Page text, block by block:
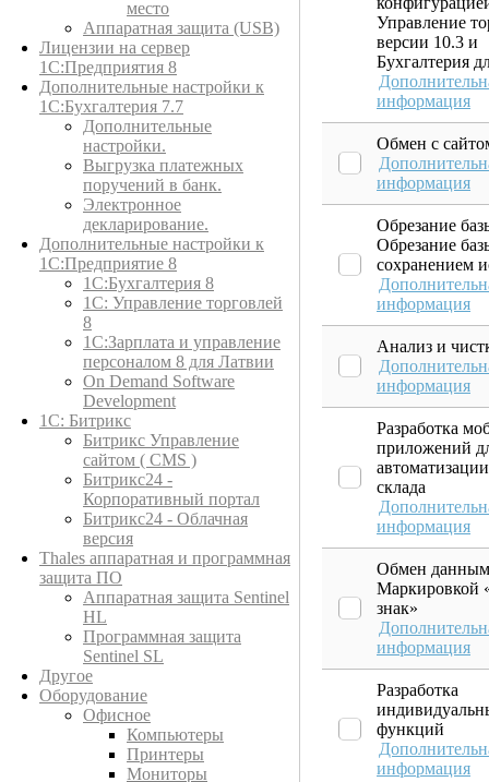
место
Аппаратная защита (USB)
Лицензии на сервер
1С:Предприятия 8
Дополнительные настройки к
1С:Бухгалтерия 7.7
Дополнительные
настройки.
Выгрузка платежных
поручений в банк.
Электронное
декларирование.
Дополнительные настройки к
1С:Предприятие 8
1С:Бухгалтерия 8
1C: Управление торговлей
8
1С:Зарплата и управление
персоналом 8 для Латвии
On Demand Software
Development
1С: Битрикс
Битрикс Управление
сайтом ( CMS )
Битрикс24 -
Корпоративный портал
Битрикс24 - Облачная
версия
Thales аппаратная и программная
защита ПО
Аппаратная защита Sentinel
HL
Программная защита
Sentinel SL
Другое
Оборудование
Офисное
Компьютеры
Принтеры
Мониторы
Управление
версии 10.3 и
Бухгалтерия
информация
Обмен с
информация
Обрезание
Обрезание
сохранением
информация
Анализ и
информация
Разработка
приложений
склада
информация
Обмен
Маркировкой
знак»
информация
Разработка
функций
информация